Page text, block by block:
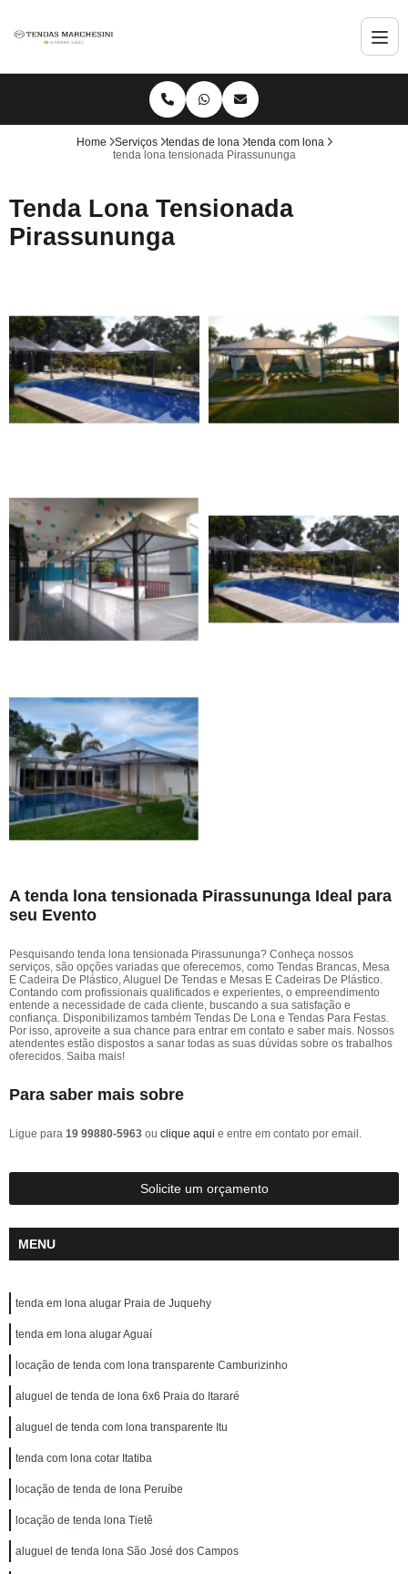
Home Serviços tendas de lona
tenda com lona
tenda lona tensionada Pirassununga
Tenda Lona Tensionada
Pirassununga
A tenda lona tensionada Pirassununga Ideal para
seu Evento
Pesquisando tenda lona tensionada Pirassununga? Conheça nossos
serviços, são opções variadas que oferecemos, como Tendas Brancas, Mesa
E Cadeira De Plástico, Aluguel De Tendas e Mesas E Cadeiras De Plástico.
Contando com profissionais qualificados e experientes, o empreendimento
entende a necessidade de cada cliente, buscando a sua satisfação e
confiança. Disponibilizamos também Tendas De Lona e Tendas Para Festas.
Por isso, aproveite a sua chance para entrar em contato e saber mais. Nossos
atendentes estão dispostos a sanar todas as suas dúvidas sobre os trabalhos
oferecidos. Saiba mais!
Para saber mais sobre
Ligue para 19 99880-5963 ou clique aqui e entre em contato por email.
Solicite um orçamento
MENU
tenda em lona alugar Praia de Juquehy
tenda em lona alugar Aguaí
locação de tenda com lona transparente Camburizinho
aluguel de tenda de lona 6x6 Praia do Itararé
aluguel de tenda com lona transparente Itu
tenda com lona cotar Itatiba
locação de tenda de lona Peruíbe
locação de tenda lona Tietê
aluguel de tenda lona São José dos Campos